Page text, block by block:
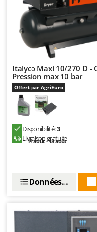
Volpi
Waldner
Weber
WIDU
Wiper EcoRobot
Wolf Garten
Wortex
Y
Zanon
ZGrills
Italyco Maxi 10/270 D -
Pression max 10 bar
Offert par AgriEuro
Disponibilité:3
Livraison gratuite
14 août - 18 août
Données